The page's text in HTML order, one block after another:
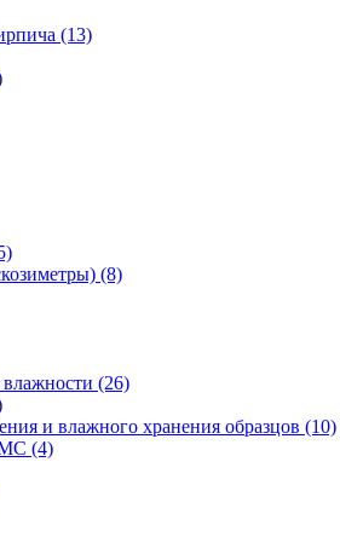
(13)
(8)
(26)
и влажного хранения образцов (10)
(4)